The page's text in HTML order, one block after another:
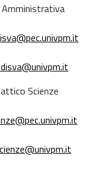
Scienze